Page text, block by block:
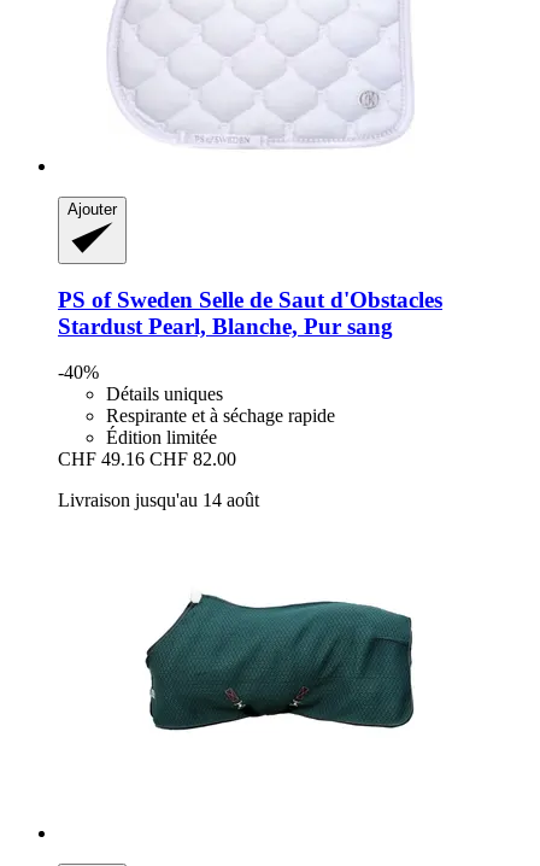
Ajouter
PS of Sweden Selle de Saut d'Obstacles
Stardust Pearl, Blanche, Pur sang
-40%
Détails uniques
Respirante et à séchage rapide
Édition limitée
CHF 49.16 CHF 82.00
Livraison jusqu'au 14 août